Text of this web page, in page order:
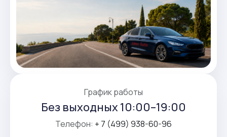
График работы
Без выходных 10:00–19:00
Телефон: + 7 (499) 938-60-96